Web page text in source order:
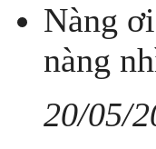
Nàng
nàng
20/05/